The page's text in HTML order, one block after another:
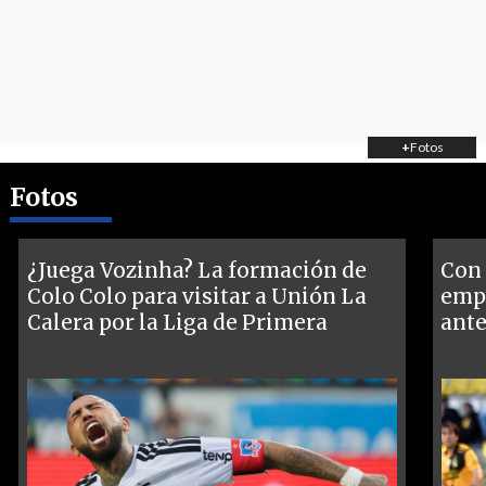
Fotos
+Fotos
¿Juega Vozinha? La formación de
Colo Colo para visitar a Unión La
Calera por la Liga de Primera